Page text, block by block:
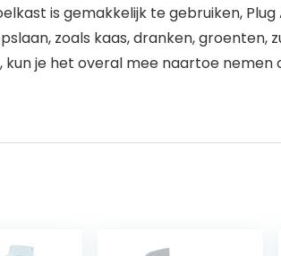
is gemakkelijk te gebruiken,
zoals kaas, dranken, groenten,
kun je het overal mee naartoe